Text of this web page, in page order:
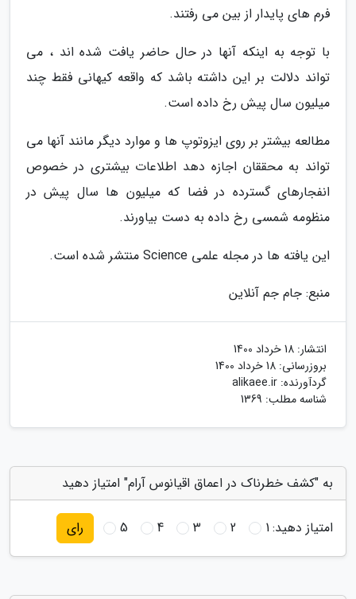
فرم های پایدار از بین می رفتند.
با توجه به اینکه آنها در حال حاضر یافت شده اند ، می
تواند دلالت بر این داشته باشد که واقعه کیهانی فقط چند
میلیون سال پیش رخ داده است.
مطالعه بیشتر بر روی ایزوتوپ ها و موارد دیگر مانند آنها می
تواند به محققان اجازه دهد اطلاعات بیشتری در خصوص
انفجارهای گسترده در فضا که میلیون ها سال پیش در
منظومه شمسی رخ داده به دست بیاورند.
این یافته ها در مجله علمی Science منتشر شده است.
منبع: جام جم آنلاین
انتشار: 18 خرداد 1400
بروزرسانی: 18 خرداد 1400
گردآورنده: alikaee.ir
شناسه مطلب: 1369
به "کشف خطرناک در اعماق اقیانوس آرام" امتیاز دهید
امتیاز دهید:1
2
3
4
5 رای